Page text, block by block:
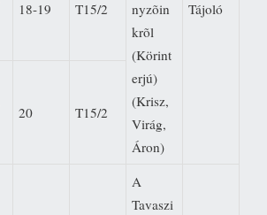
nyzõin
krõl
(Körint
erjú)
(Krisz,
Virág,
Áron)
Tájoló
18-19 T15/2
20 T15/2
A
Tavaszi